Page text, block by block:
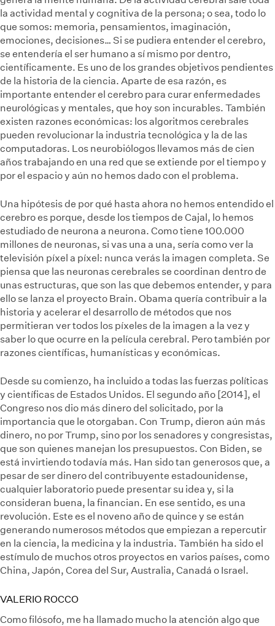
la actividad mental y cognitiva de la persona; o sea, todo lo
que somos: memoria, pensamientos, imaginación,
emociones, decisiones… Si se pudiera entender el cerebro,
se entendería el ser humano a sí mismo por dentro,
científicamente. Es uno de los grandes objetivos pendientes
de la historia de la ciencia. Aparte de esa razón, es
importante entender el cerebro para curar enfermedades
neurológicas y mentales, que hoy son incurables. También
existen razones económicas: los algoritmos cerebrales
pueden revolucionar la industria tecnológica y la de las
computadoras. Los neurobiólogos llevamos más de cien
años trabajando en una red que se extiende por el tiempo y
por el espacio y aún no hemos dado con el problema.
Una hipótesis de por qué hasta ahora no hemos entendido el
cerebro es porque, desde los tiempos de Cajal, lo hemos
estudiado de neurona a neurona. Como tiene 100.000
millones de neuronas, si vas una a una, sería como ver la
televisión píxel a píxel: nunca verás la imagen completa. Se
piensa que las neuronas cerebrales se coordinan dentro de
unas estructuras, que son las que debemos entender, y para
ello se lanza el proyecto Brain. Obama quería contribuir a la
historia y acelerar el desarrollo de métodos que nos
permitieran ver todos los píxeles de la imagen a la vez y
saber lo que ocurre en la película cerebral. Pero también por
razones científicas, humanísticas y económicas.
Desde su comienzo, ha incluido a todas las fuerzas políticas
y científicas de Estados Unidos. El segundo año [2014], el
Congreso nos dio más dinero del solicitado, por la
importancia que le otorgaban. Con Trump, dieron aún más
dinero, no por Trump, sino por los senadores y congresistas,
que son quienes manejan los presupuestos. Con Biden, se
está invirtiendo todavía más. Han sido tan generosos que, a
pesar de ser dinero del contribuyente estadounidense,
cualquier laboratorio puede presentar su idea y, si la
consideran buena, la financian. En ese sentido, es una
revolución. Este es el noveno año de quince y se están
generando numerosos métodos que empiezan a repercutir
en la ciencia, la medicina y la industria. También ha sido el
estímulo de muchos otros proyectos en varios países, como
China, Japón, Corea del Sur, Australia, Canadá o Israel.
VALERIO ROCCO
Como filósofo, me ha llamado mucho la atención algo que